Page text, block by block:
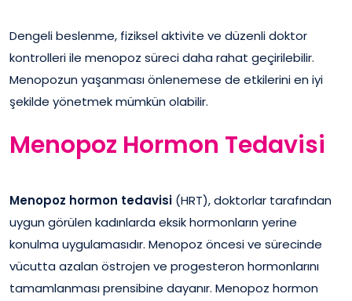
Dengeli beslenme, fiziksel aktivite ve düzenli doktor
kontrolleri ile menopoz süreci daha rahat geçirilebilir.
Menopozun yaşanması önlenemese de etkilerini en iyi
şekilde yönetmek mümkün olabilir.
Menopoz Hormon Tedavisi
Menopoz hormon tedavisi (HRT), doktorlar tarafından
uygun görülen kadınlarda eksik hormonların yerine
konulma uygulamasıdır. Menopoz öncesi ve sürecinde
vücutta azalan östrojen ve progesteron hormonlarını
tamamlanması prensibine dayanır. Menopoz hormon